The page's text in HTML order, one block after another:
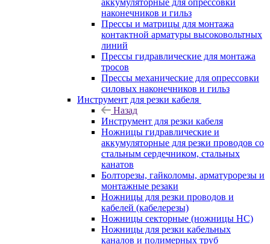
аккумуляторные для опрессовки
наконечников и гильз
Прессы и матрицы для монтажа
контактной арматуры высоковольтных
линий
Прессы гидравлические для монтажа
тросов
Прессы механические для опрессовки
силовых наконечников и гильз
Инструмент для резки кабеля
Назад
Инструмент для резки кабеля
Ножницы гидравлические и
аккумуляторные для резки проводов со
стальным сердечником, стальных
канатов
Болторезы, гайколомы, арматурорезы и
монтажные резаки
Ножницы для резки проводов и
кабелей (кабелерезы)
Ножницы секторные (ножницы НС)
Ножницы для резки кабельных
каналов и полимерных труб